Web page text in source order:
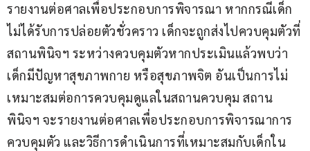
รายงานต่อศาลเพื่อประกอบการพิจารณา หากกรณีเด็ก
ไม่ได้รับการปล่อยตัวชั่วคราว เด็กจะถูกส่งไปควบคุมตัวที่
สถานพินิจฯ ระหว่างควบคุมตัวหากประเมินแล้วพบว่า
เด็กมีปัญหาสุขภาพกาย หรือสุขภาพจิต อันเป็นการไม่
เหมาะสมต่อการควบคุมดูแลในสถานควบคุม สถาน
พินิจฯ จะรายงานต่อศาลเพื่อประกอบการพิจารณาการ
ควบคุมตัว และวิธีการดำเนินการที่เหมาะสมกับเด็กใน